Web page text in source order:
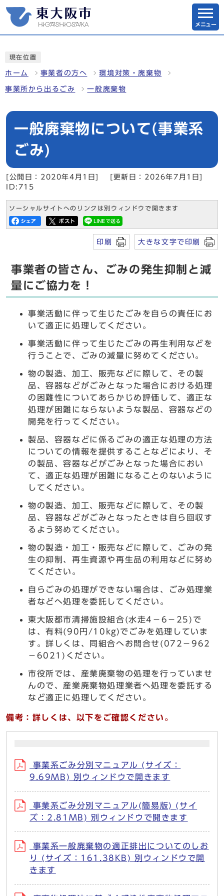
メニュー
現在位置
ホーム 事業者の方へ 環境対策・廃棄物
事業所から出るごみ 一般廃棄物
一般廃棄物について(事業系
ごみ)
[公開日：2020年4月1日]
[更新日：2026年7月1日]
ID:715
ソーシャルサイトへのリンクは別ウィンドウで開きます
印刷 大きな文字で印刷
事業者の皆さん、ごみの発生抑制と減
量にご協力を！
事業活動に伴って生じたごみを自らの責任にお
いて適正に処理してください。
事業活動に伴って生じたごみの再生利用などを
行うことで、ごみの減量に努めてください。
物の製造、加工、販売などに際して、その製
品、容器などがごみとなった場合における処理
の困難性についてあらかじめ評価して、適正な
処理が困難にならないような製品、容器などの
開発を行ってください。
製品、容器などに係るごみの適正な処理の方法
についての情報を提供することなどにより、そ
の製品、容器などがごみとなった場合におい
て、適正な処理が困難になることのないように
してください。
物の製造、加工、販売などに際して、その製
品、容器などがごみとなったときは自ら回収す
るよう努めてください。
物の製造・加工・販売などに際して、ごみの発
生の抑制、再生資源や再生品の利用などに努め
てください。
自らごみの処理ができない場合は、ごみ処理業
者などへ処理を委託してください。
東大阪都市清掃施設組合(水走4－6－25)で
は、有料(90円/10kg)でごみを処理していま
す。詳しくは、同組合へお問合せ(072－962
－6021)ください。
市役所では、産業廃棄物の処理を行っていませ
んので、産業廃棄物処理業者へ処理を委託する
など適正に処理してください。
備考：詳しくは、以下をご確認ください。
事業系ごみ分別マニュアル (サイズ：
9.69MB) 別ウィンドウで開きます
事業系ごみ分別マニュアル(簡易版) (サイ
ズ：2.81MB) 別ウィンドウで開きます
事業系一般廃棄物の適正排出についてのしお
り (サイズ：161.38KB) 別ウィンドウで開
きます